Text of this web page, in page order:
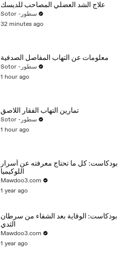
علاج الشد العضلي المصاحب للديسك
Sotor -سطور
32 minutes ago
معلومات عن التهاب المفاصل الصدفية
Sotor -سطور
1 hour ago
تمارين التهاب الفقار اللاصق
Sotor -سطور
1 hour ago
بودكاست: كل ما تحتاج معرفته عن أسرار
اللوكيميا
Mawdoo3.com
1 year ago
بودكاست: الوقاية بعد الشفاء من سرطان
الثدي
Mawdoo3.com
1 year ago